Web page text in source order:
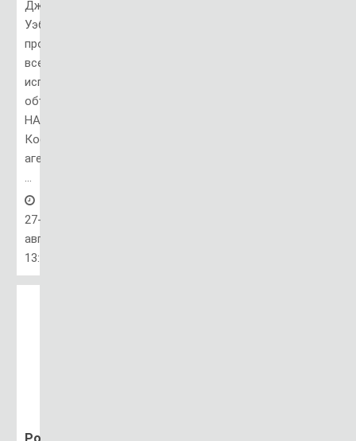
Джеймса
Уэбба
прошел
все
испытания,
объявленные
НАСА.
Космическое
агентство
...
27-
авг,
13:53